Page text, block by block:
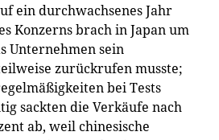
ein durchwachsenes Jahr
Konzerns brach in Japan um
Unternehmen sein
zurückrufen musste;
bei Tests
sackten die Verkäufe nach
ab, weil chinesische